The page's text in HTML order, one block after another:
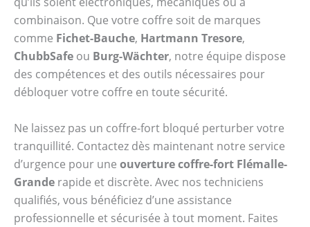
combinaison. Que votre coffre soit de marques
comme Fichet-Bauche, Hartmann Tresore,
ChubbSafe ou Burg-Wächter, notre équipe dispose
des compétences et des outils nécessaires pour
débloquer votre coffre en toute sécurité.
Ne laissez pas un coffre-fort bloqué perturber votre
tranquillité. Contactez dès maintenant notre service
d’urgence pour une ouverture coffre-fort Flémalle-
Grande rapide et discrète. Avec nos techniciens
qualifiés, vous bénéficiez d’une assistance
professionnelle et sécurisée à tout moment. Faites